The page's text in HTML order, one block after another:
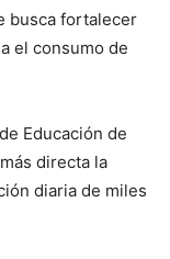
busca fortalecer
el consumo de
Educación de
directa la
diaria de miles